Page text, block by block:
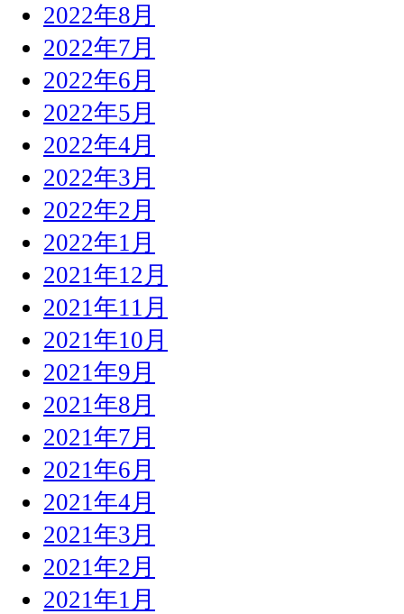
2022年8月
2022年7月
2022年6月
2022年5月
2022年4月
2022年3月
2022年2月
2022年1月
2021年12月
2021年11月
2021年10月
2021年9月
2021年8月
2021年7月
2021年6月
2021年4月
2021年3月
2021年2月
2021年1月